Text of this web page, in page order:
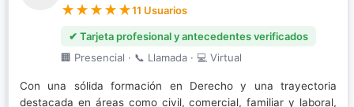
11 Usuarios
✔ Tarjeta profesional y antecedentes verificados
🏢 Presencial · 📞 Llamada · 💻 Virtual
Con una sólida formación en Derecho y una trayectoria
destacada en áreas como civil, comercial, familiar y laboral,